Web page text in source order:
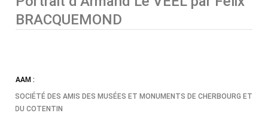
BRACQUEMOND
AAM :
SOCIÉTÉ DES AMIS DES MUSÉES ET MONUMENTS DE CHERBOURG ET
DU COTENTIN